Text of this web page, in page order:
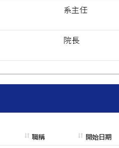
系主任
院長
職稱 開始日期